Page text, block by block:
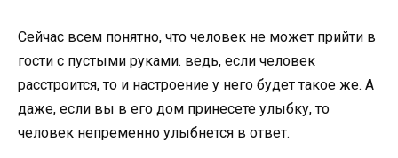
Сейчас всем понятно, что человек не может прийти в
гости с пустыми руками. ведь, если человек
расстроится, то и настроение у него будет такое же. А
даже, если вы в его дом принесете улыбку, то
человек непременно улыбнется в ответ.